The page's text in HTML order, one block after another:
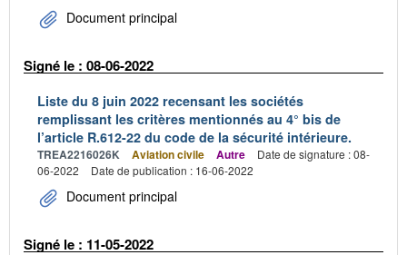
Document principal
Signé le : 08-06-2022
Liste du 8 juin 2022 recensant les sociétés
remplissant les critères mentionnés au 4° bis de
l’article R.612-22 du code de la sécurité intérieure.
TREA2216026K Aviation civile Autre
Date de signature : 08-
06-2022
Date de publication : 16-06-2022
Document principal
Signé le : 11-05-2022